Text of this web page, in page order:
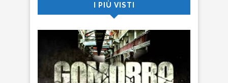
I PIÙ VISTI